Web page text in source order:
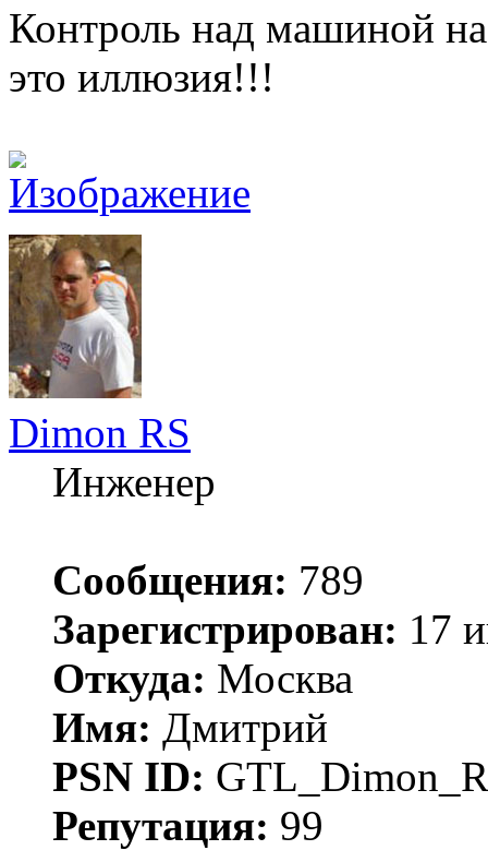
Контроль над машиной
это иллюзия!!!
Dimon RS
Инженер
Сообщения: 789
Зарегистрирован: 17
Откуда: Москва
Имя: Дмитрий
PSN ID:
Репутация: 99